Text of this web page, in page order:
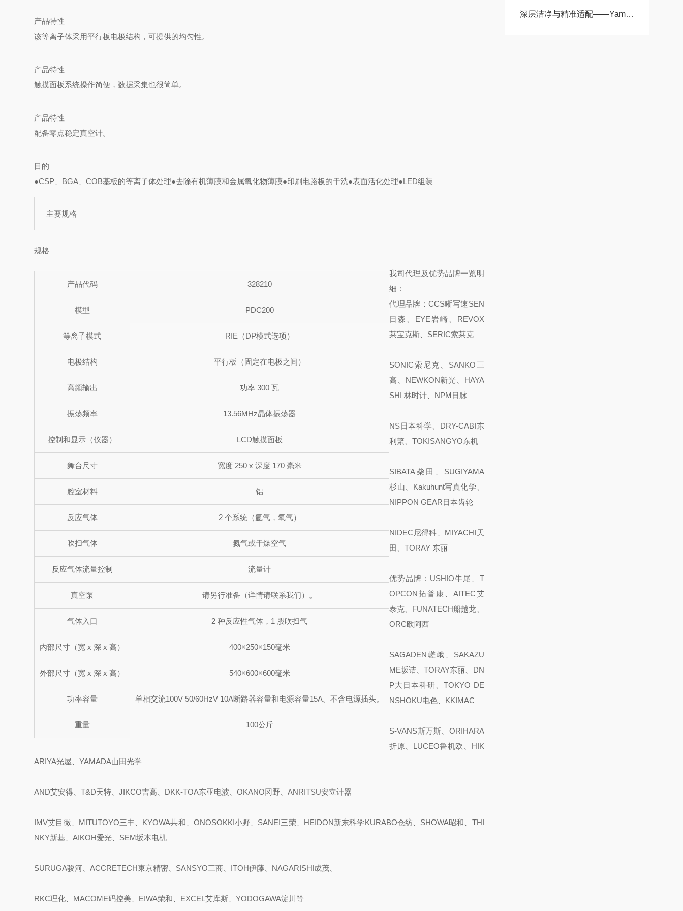
深层洁净与精准适配——Yamato雅马拓AW31移液管清洗器工作原理解析
产品特性
该等离子体采用平行板电极结构，可提供的均匀性。
产品特性
触摸面板系统操作简便，数据采集也很简单。
产品特性
配备零点稳定真空计。
目的
●CSP、BGA、COB基板的等离子体处理●去除有机薄膜和金属氧化物薄膜●印刷电路板的干洗●表面活化处理●LED组装
主要规格
规格
产品代码 328210
模型 PDC200
等离子模式 RIE（DP模式选项）
电极结构 平行板（固定在电极之间）
高频输出 功率 300 瓦
振荡频率 13.56MHz晶体振荡器
控制和显示（仪器） LCD触摸面板
舞台尺寸 宽度 250 x 深度 170 毫米
腔室材料 铝
反应气体 2 个系统（氩气，氧气）
吹扫气体 氮气或干燥空气
反应气体流量控制 流量计
真空泵 请另行准备（详情请联系我们）。
气体入口 2 种反应性气体，1 股吹扫气
内部尺寸（宽 x 深 x 高） 400×250×150毫米
外部尺寸（宽 x 深 x 高） 540×600×600毫米
功率容量 单相交流100V 50/60HzV 10A断路器容量和电源容量15A。不含电源插头。
重量 100公斤
我司代理及优势品牌一览明
细：
代理品牌：CCS晰写速SEN
日森、EYE岩崎、REVOX
莱宝克斯、SERIC索莱克
SONIC索尼克、SANKO三
高、NEWKON新光、HAYA
SHI 林时计、NPM日脉
NS日本科学、DRY-CABI东
利繁、TOKISANGYO东机
SIBATA柴田、SUGIYAMA
杉山、Kakuhunt写真化学、
NIPPON GEAR日本齿轮
NIDEC尼得科、MIYACHI天
田、TORAY 东丽
优势品牌：USHIO牛尾、T
OPCON拓普康、AITEC艾
泰克、FUNATECH船越龙、
ORC欧阿西
SAGADEN嵯峨、SAKAZU
ME坂诘、TORAY东丽、DN
P大日本科研、TOKYO DE
NSHOKU电色、KKIMAC
S-VANS斯万斯、ORIHARA
折原、LUCEO鲁机欧、HIK
ARIYA光屋、YAMADA山田光学
AND艾安得、T&D天特、JIKCO吉高、DKK-TOA东亚电波、OKANO冈野、ANRITSU安立计器
IMV艾目微、MITUTOYO三丰、KYOWA共和、ONOSOKKI小野、SANEI三荣、HEIDON新东科学KURABO仓纺、SHOWA昭和、THI
NKY新基、AIKOH爱光、SEM坂本电机
SURUGA骏河、ACCRETECH東京精密、SANSYO三商、ITOH伊藤、NAGARISHI成茂、
RKC理化、MACOME码控美、EIWA荣和、EXCEL艾库斯、YODOGAWA淀川等